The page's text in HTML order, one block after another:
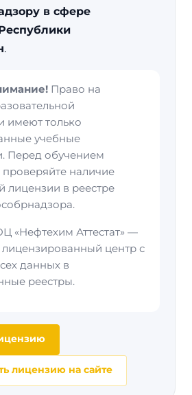
в сфере
.
Право на
имеют только
учебные
Перед обучением
проверяйте наличие
лицензии в реестре
Аттестат» —
центр с
данных в
реестры.
лицензию на сайте